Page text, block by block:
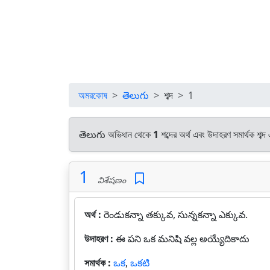
অমরকোষ తెలుగు শব্দ 1
తెలుగు অভিধান থেকে 1 শব্দের অর্থ এবং উদাহরণ সমার্থক
1 విశేషణం
অর্থ : రెండుకన్నా తక్కువ, సున్నకన్నా ఎక్కువ.
উদাহরণ : ఈ పని ఒక మనిషి వల్ల అయ్యేదికాదు
সমার্থক : ఒక, ఒకటి